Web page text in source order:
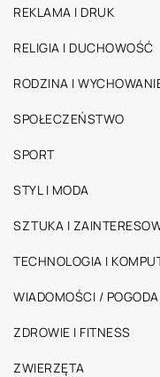
REKLAMA I DRUK
RELIGIA I DUCHOWOŚĆ
RODZINA I
SPOŁECZEŃSTWO
SPORT
STYL I MODA
SZTUKA I
TECHNOLOGIA I
WIADOMOŚCI /
ZDROWIE I FITNESS
ZWIERZĘTA